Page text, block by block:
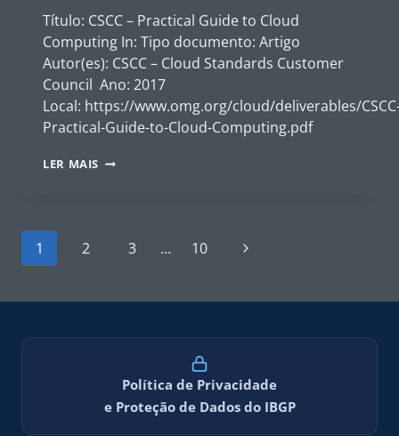
Título: CSCC – Practical Guide to Cloud
Computing In: Tipo documento: Artigo
Autor(es): CSCC – Cloud Standards Customer
Council Ano: 2017
Local: https://www.omg.org/cloud/deliverables/
Practical-Guide-to-Cloud-Computing.pdf
LER MAIS PRACTICAL
Navegação
da
Página
1 2 3 … 10
Página
Política de Privacidade
e Proteção de Dados do IBGP